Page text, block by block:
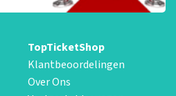
TopTicketShop
Klantbeoordelingen
Over Ons